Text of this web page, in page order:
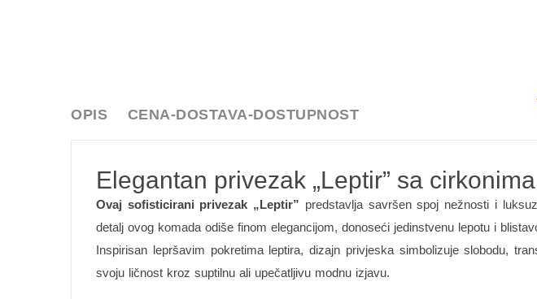
OPIS CENA-DOSTAVA-DOSTUPNOST
Elegantan privezak „Leptir” sa
Ovaj sofisticirani privezak „Leptir” predstavlja savršen spoj nežnosti i
detalj ovog komada odiše finom elegancijom, donoseći jedinstvenu lepotu i
Inspirisan lepršavim pokretima leptira, dizajn privjeska simbolizuje slobodu,
svoju ličnost kroz suptilnu ali upečatljivu modnu izjavu.